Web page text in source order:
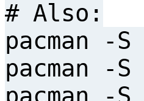
# Also:
pacman -
pacman -S